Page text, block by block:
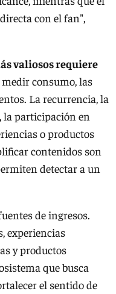
con el fan",
valiosos requiere
consumo, las
La recurrencia, la
participación en
o productos
contenidos son
detectar a un
de ingresos.
experiencias
y productos
que busca
el sentido de